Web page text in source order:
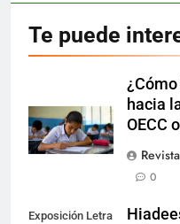
Te puede
hacia
OECC
0
Exposición Letra